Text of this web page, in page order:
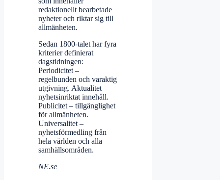
redaktionellt bearbetade
nyheter och riktar sig till
allmänheten.
Sedan 1800-talet har fyra
kriterier definierat
dagstidningen:
Periodicitet –
regelbunden och varaktig
utgivning. Aktualitet –
nyhetsinriktat innehåll.
Publicitet – tillgänglighet
för allmänheten.
Universalitet –
nyhetsförmedling från
hela världen och alla
samhällsområden.
NE.se